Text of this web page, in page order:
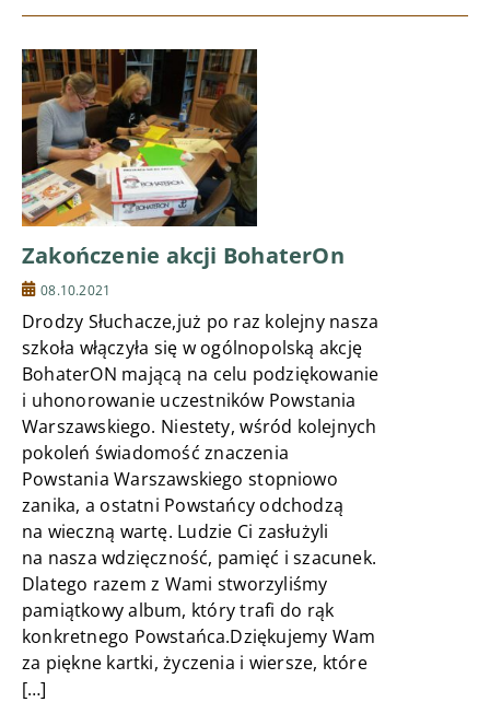
Zakończenie akcji BohaterOn
08.10.2021
Drodzy Słuchacze,już po raz kolejny nasza
szkoła włączyła się w ogólnopolską akcję
BohaterON mającą na celu podziękowanie
i uhonorowanie uczestników Powstania
Warszawskiego. Niestety, wśród kolejnych
pokoleń świadomość znaczenia
Powstania Warszawskiego stopniowo
zanika, a ostatni Powstańcy odchodzą
na wieczną wartę. Ludzie Ci zasłużyli
na nasza wdzięczność, pamięć i szacunek.
Dlatego razem z Wami stworzyliśmy
pamiątkowy album, który trafi do rąk
konkretnego Powstańca.Dziękujemy Wam
za piękne kartki, życzenia i wiersze, które
[…]